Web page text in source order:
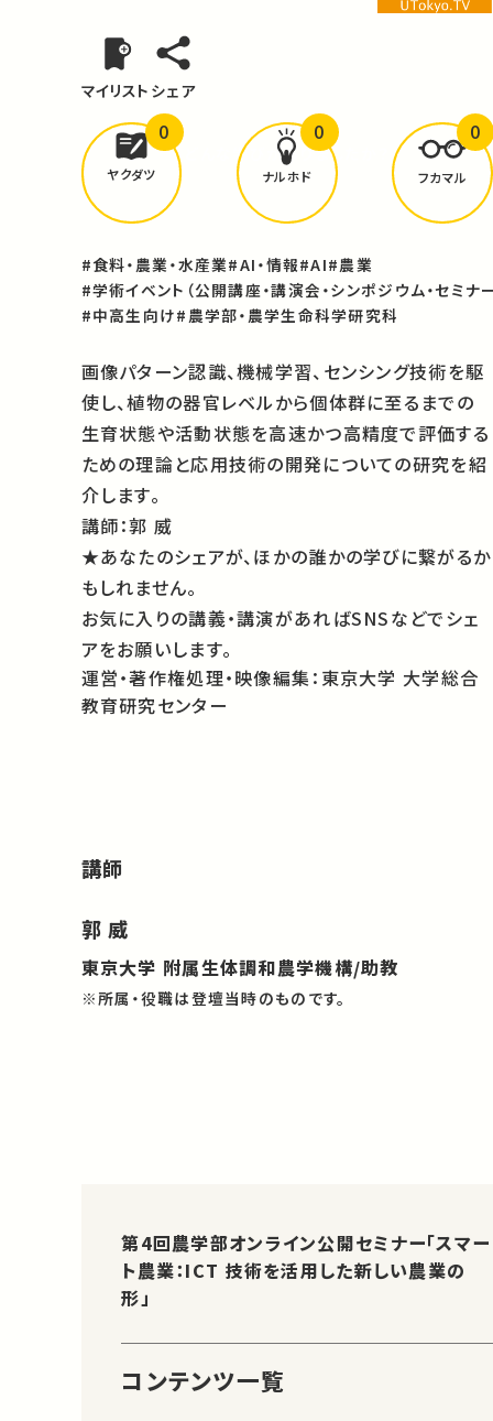
マイリスト シェア
どんな学びがありましたか？
ヤクダツ
0
ナルホド
0
フカマル
0
#食料・農業・水産業#AI・情報#AI#農業
#学術イベント（公開講座・講演会・シンポジウム・セミナ
#中高生向け#農学部・農学生命科学研究科
画像パターン認識、機械学習、センシング技術を駆
使し、植物の器官レベルから個体群に至るまでの
生育状態や活動状態を高速かつ高精度で評価する
ための理論と応用技術の開発についての研究を紹
介します。
講師：郭 威
★あなたのシェアが、ほかの誰かの学びに繋がるか
もしれません。
お気に入りの講義・講演があればSNSなどでシェ
アをお願いします。
運営・著作権処理・映像編集：東京大学 大学総合
教育研究センター
講師
郭 威
東京大学 附属生体調和農学機構/助教
※所属・役職は登壇当時のものです。
第4回農学部オンライン公開セミナー「スマー
ト農業：ICT 技術を活用した新しい農業の
形」
コンテンツ一覧